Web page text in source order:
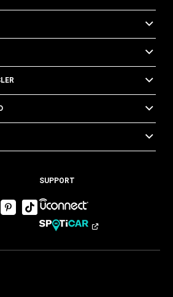
en
Chrysler en
Visitar
Chrysler en
Pinterest
Visita
Chrysler
Tik
SUPPORT